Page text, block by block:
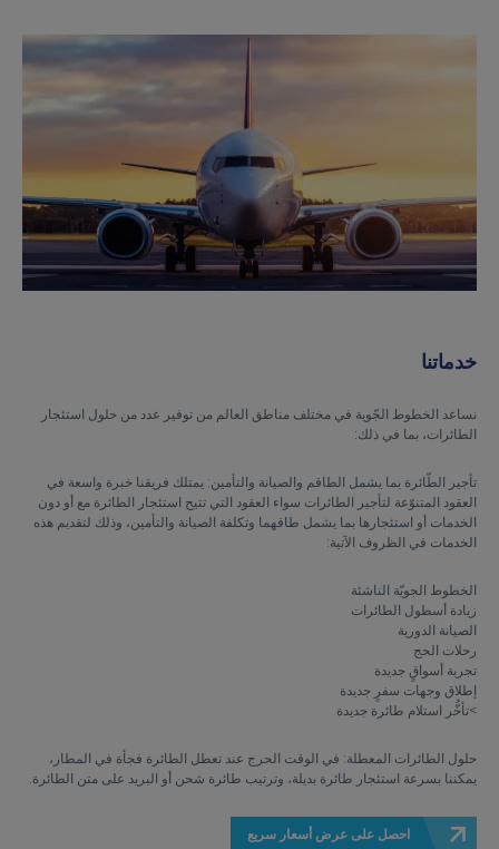
خدماتنا
نساعد الخطوط الجّوية في مختلف مناطق العالم من توفير عدد من حلول استئجار
الطائرات، بما في ذلك:
تأجير الطّائرة بما يشمل الطاقم والصيانة والتأمين: يمتلك فريقنا خبرة واسعة في
العقود المتنوّعة لتأجير الطائرات سواء العقود التي تتيح استئجار الطائرة مع أو دون
الخدمات أو استئجارها بما يشمل طاقهما وتكلفة الصيانة والتأمين، وذلك لتقديم هذه
الخدمات في الظروف الآتية:
الخطوط الجويّة الناشئة
زيادة أسطول الطائرات
الصيانة الدورية
رحلات الحج
تجربة أسواقٍ جديدة
إطلاق وجهات سفرٍ جديدة
>تأخُّر استلام طائرة جديدة
حلول الطائرات المعطلة: في الوقت الحرج عند تعطل الطائرة فجأة في المطار،
يمكننا بسرعة استئجار طائرة بديلة، وترتيب طائرة شحن أو البريد على متن الطائرة.
احصل على عرض أسعار سريع